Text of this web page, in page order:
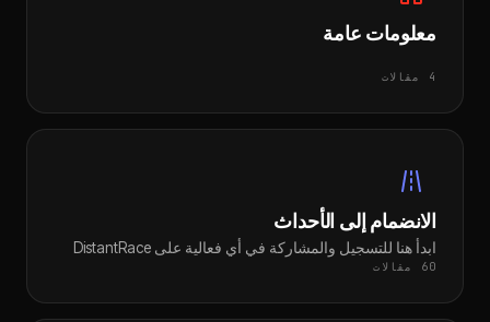
معلومات عامة
4 مقالات
الانضمام إلى الأحداث
ابدأ هنا للتسجيل والمشاركة في أي فعالية على DistantRace
60 مقالات